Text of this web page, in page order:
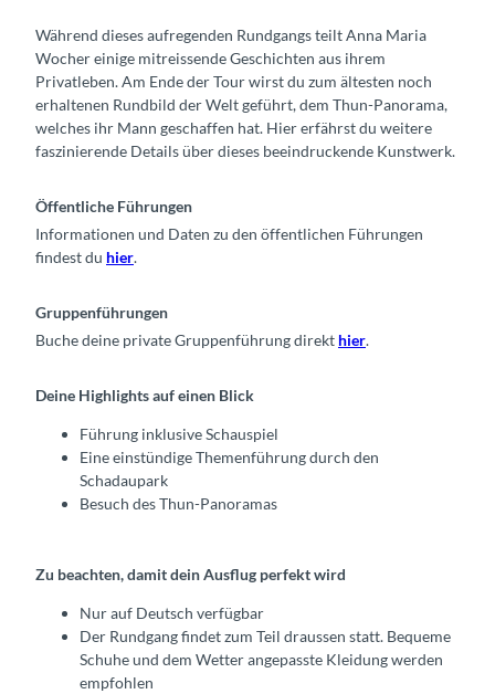
Während dieses aufregenden Rundgangs teilt Anna Maria
Wocher einige mitreissende Geschichten aus ihrem
Privatleben. Am Ende der Tour wirst du zum ältesten noch
erhaltenen Rundbild der Welt geführt, dem Thun-Panorama,
welches ihr Mann geschaffen hat. Hier erfährst du weitere
faszinierende Details über dieses beeindruckende Kunstwerk.
Öffentliche Führungen
Informationen und Daten zu den öffentlichen Führungen
findest du hier.
Gruppenführungen
Buche deine private Gruppenführung direkt hier.
Deine Highlights auf einen Blick
Führung inklusive Schauspiel
Eine einstündige Themenführung durch den
Schadaupark
Besuch des Thun-Panoramas
Zu beachten, damit dein Ausflug perfekt wird
Nur auf Deutsch verfügbar
Der Rundgang findet zum Teil draussen statt. Bequeme
Schuhe und dem Wetter angepasste Kleidung werden
empfohlen